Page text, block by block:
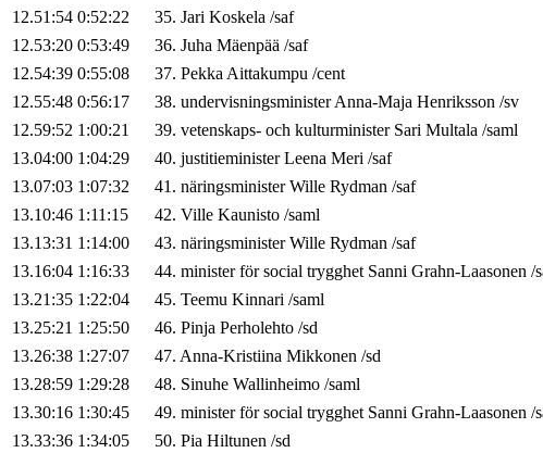
12.51:54 0:52:22 35. Jari Koskela /saf
12.53:20 0:53:49 36. Juha Mäenpää /saf
12.54:39 0:55:08 37. PekkaAittakumpu /cent
12.55:48 0:56:17 38. undervisningsministerAnna-Maja Henriksson /sv
12.59:52 1:00:21 39. vetenskaps- och kulturminister Sari Multala /saml
13.04:00 1:04:29 40. justitieminister Leena Meri /saf
13.07:03 1:07:32 41. näringsminister Wille Rydman /saf
13.10:46 1:11:15 42. Ville Kaunisto /saml
13.13:31 1:14:00 43. näringsminister Wille Rydman /saf
13.16:04 1:16:33 44. minister för social trygghet Sanni Grahn-Laasonen /
13.21:35 1:22:04 45. Teemu Kinnari /saml
13.25:21 1:25:50 46. Pinja Perholehto /sd
13.26:38 1:27:07 47. Anna-Kristiina Mikkonen /sd
13.28:59 1:29:28 48. Sinuhe Wallinheimo /saml
13.30:16 1:30:45 49. minister för social trygghet Sanni Grahn-Laasonen /
13.33:36 1:34:05 50. Pia Hiltunen /sd